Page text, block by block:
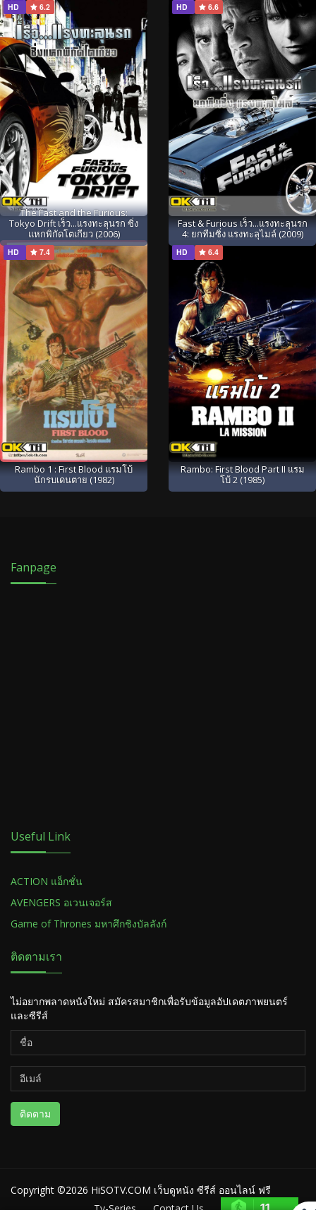
HD 6.2
The Fast and the Furious:
Tokyo Drift เร็ว...แรงทะลุนรก ซิ่ง
แหกพิกัดโตเกียว (2006)
HD 6.6
Fast & Furious เร็ว...แรงทะลุนรก
4: ยกทีมซิ่ง แรงทะลุไมล์ (2009)
HD 7.4
Rambo 1 : First Blood แรมโบ้
นักรบเดนตาย (1982)
HD 6.4
Rambo: First Blood Part II แรม
โบ้ 2 (1985)
Fanpage
Useful Link
ACTION แอ็กชั่น
AVENGERS อเวนเจอร์ส
Game of Thrones มหาศึกชิงบัลลังก์
ติดตามเรา
ไม่อยากพลาดหนังใหม่ สมัครสมาชิกเพื่อรับข้อมูลอัปเดตภาพยนตร์
และซีรีส์
ติดตาม
Copyright ©2026 HiSOTV.COM เว็บดูหนัง ซีรีส์ ออนไลน์ ฟรี